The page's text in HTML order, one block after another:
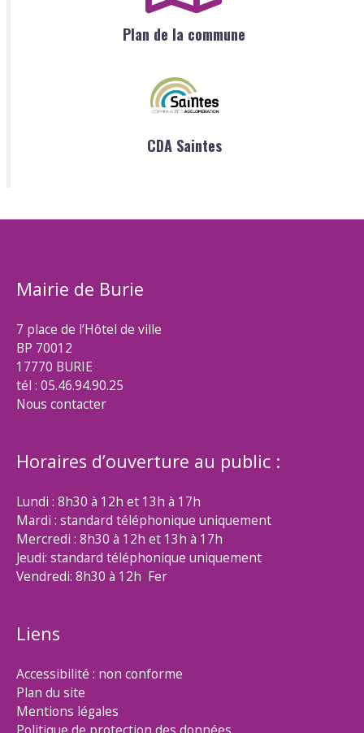
Plan de la commune
CDA Saintes
Mairie de Burie
7 place de l’Hôtel de ville
BP 70012
17770 BURIE
tél : 05.46.94.90.25
Nous contacter
Horaires d’ouverture au public :
Lundi : 8h30 à 12h et 13h à 17h
Mardi : standard téléphonique uniquement
Mercredi : 8h30 à 12h et 13h à 17h
Jeudi: standard téléphonique uniquement
Vendredi: 8h30 à 12h Fer
Liens
Accessibilité : non conforme
Plan du site
Mentions légales